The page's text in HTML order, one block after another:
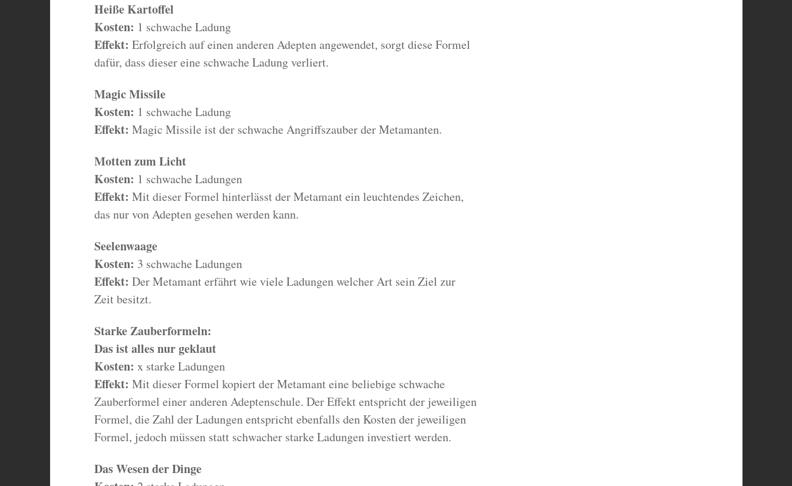
Heiße Kartoffel
Kosten: 1 schwache Ladung
Effekt: Erfolgreich auf einen anderen Adepten angewendet, sorgt diese Formel
dafür, dass dieser eine schwache Ladung verliert.
Magic Missile
Kosten: 1 schwache Ladung
Effekt: Magic Missile ist der schwache Angriffszauber der Metamanten.
Motten zum Licht
Kosten: 1 schwache Ladungen
Effekt: Mit dieser Formel hinterlässt der Metamant ein leuchtendes Zeichen,
das nur von Adepten gesehen werden kann.
Seelenwaage
Kosten: 3 schwache Ladungen
Effekt: Der Metamant erfährt wie viele Ladungen welcher Art sein Ziel zur
Zeit besitzt.
Starke Zauberformeln:
Das ist alles nur geklaut
Kosten: x starke Ladungen
Effekt: Mit dieser Formel kopiert der Metamant eine beliebige schwache
Zauberformel einer anderen Adeptenschule. Der Effekt entspricht der jeweiligen
Formel, die Zahl der Ladungen entspricht ebenfalls den Kosten der jeweiligen
Formel, jedoch müssen statt schwacher starke Ladungen investiert werden.
Das Wesen der Dinge